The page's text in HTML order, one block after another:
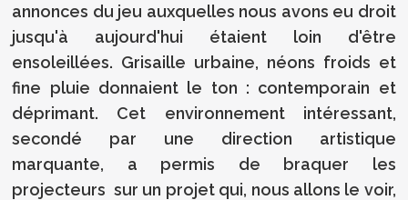
annonces du jeu auxquelles nous avons eu droit
jusqu'à aujourd'hui étaient loin d'être
ensoleillées. Grisaille urbaine, néons froids et
fine pluie donnaient le ton : contemporain et
déprimant. Cet environnement intéressant,
secondé par une direction artistique
marquante, a permis de braquer les
projecteurs sur un projet qui, nous allons le voir,